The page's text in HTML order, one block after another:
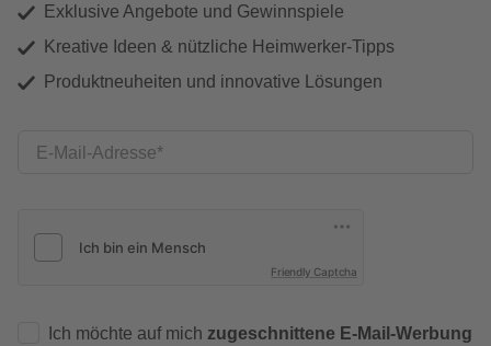
Exklusive Angebote und Gewinnspiele
Kreative Ideen & nützliche Heimwerker-Tipps
Produktneuheiten und innovative Lösungen
E-Mail-Adresse
Friendly Captcha
Ich möchte auf mich zugeschnittene E-Mail-Werbung